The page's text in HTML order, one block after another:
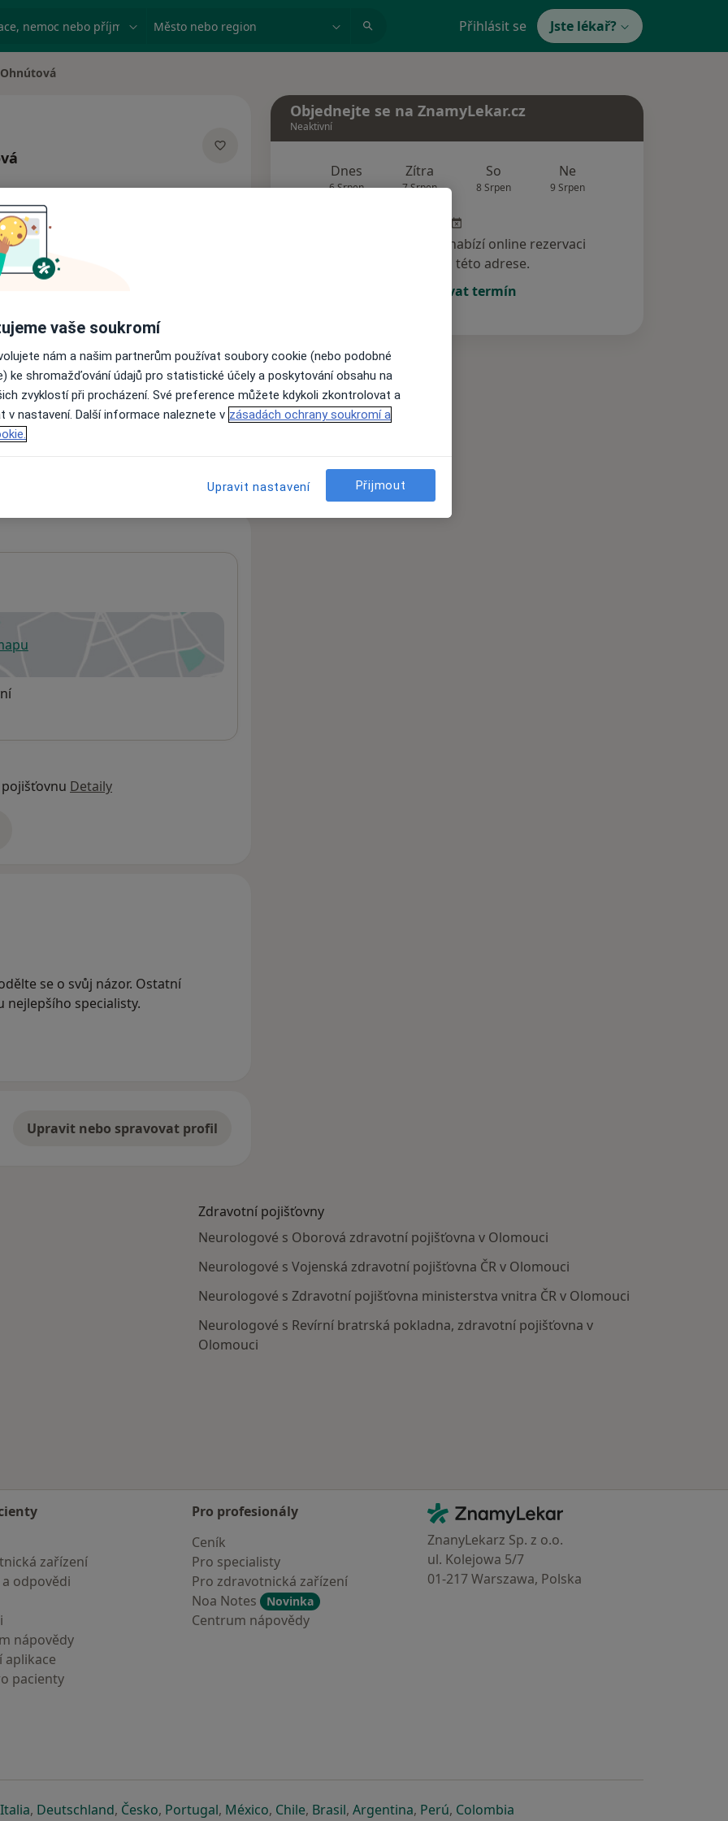
nemoc nebo příjmení Město nebo region Přihlásit se Jste lékař?
Rezervovat termín
Názory pacientů
nejsou k dispozici
informace o svých službách.
v nové záložce
Detaily
se o svůj názor. Ostatní
nejlepšího specialisty.
Upravit nebo spravovat profil
Objednejte se na ZnamyLekar.cz
Neaktivní
Dnes
6 Srpen
Zítra
7 Srpen
So
8 Srpen
Ne
9 Srpen
Tento specialista nenabízí online rezervaci
termínu na této adrese.
Rezervovat termín
Zdravotní pojišťovny
Neurologové s Oborová zdravotní pojišťovna v Olomouci
Neurologové s Vojenská zdravotní pojišťovna ČR v Olomouci
Neurologové s Zdravotní pojišťovna ministerstva vnitra ČR v Olomouci
Neurologové s Revírní bratrská pokladna, zdravotní pojišťovna v
Olomouci
zařízení
odpovědi
nápovědy
aplikace
pacienty
Pro profesionály
Ceník
Pro specialisty
Pro zdravotnická zařízení
Noa Notes
Novinka
Centrum nápovědy
Kontakt
ZnamyLekar - Hlavní stránka
ZnanyLekarz Sp. z o.o.
ul. Kolejowa 5/7
01-217 Warszawa, Polska
nové záložce
otevře v nové záložce
Italiase otevře v nové záložce
, Deutschlandse otevře v nové záložce
, Českose otevře v nové záložce
, Portugalse otevře v nové záložce
, Méxicose otevře v nové záložce
, Chilese otevře v nové záložce
, Brasilse otevře v nové záložce
, Argentinase otevře v nové záložce
, Perúse otevře v nové záložce
, Colombiase otevře v nové záložce
vaše soukromí
nám a našim partnerům používat soubory cookie (nebo podobné
ke shromažďování údajů pro statistické účely a poskytování obsahu na
zvyklostí při procházení. Své preference můžete kdykoli zkontrolovat a
v nastavení. Další informace naleznete v zásadách ochrany soukromí a
Upravit nastavení Přijmout